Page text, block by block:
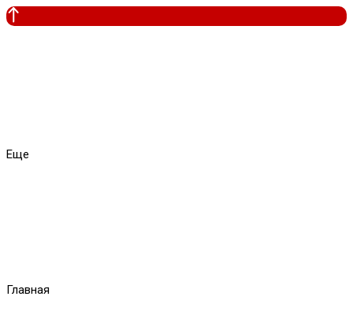
Еще
Главная